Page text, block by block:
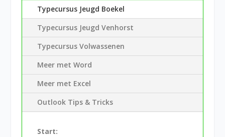
Typecursus Jeugd Boekel
Typecursus Jeugd Venhorst
Typecursus Volwassenen
Meer met Word
Meer met Excel
Outlook Tips & Tricks
Start: